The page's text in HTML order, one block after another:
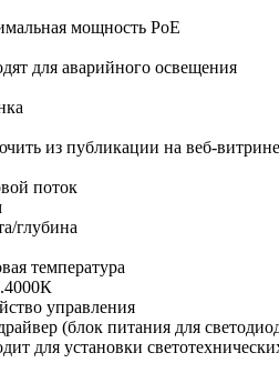
мощность PoE
для аварийного освещения
из публикации на веб-
поток
глубина
температура
управления
(блок питания для
для установки